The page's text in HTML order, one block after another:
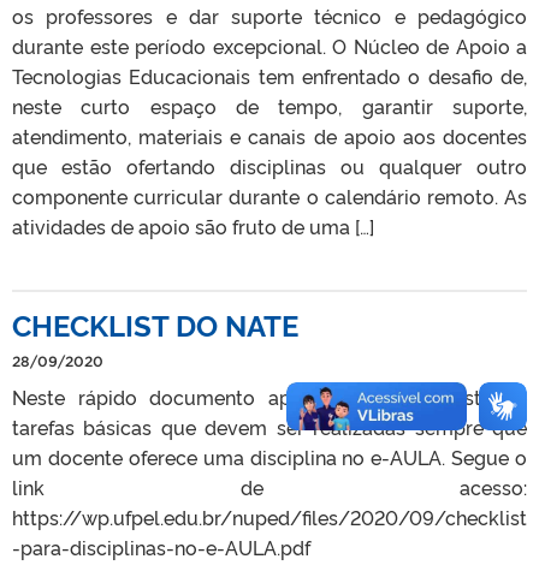
os professores e dar suporte técnico e pedagógico
durante este período excepcional. O Núcleo de Apoio a
Tecnologias Educacionais tem enfrentado o desafio de,
neste curto espaço de tempo, garantir suporte,
atendimento, materiais e canais de apoio aos docentes
que estão ofertando disciplinas ou qualquer outro
componente curricular durante o calendário remoto. As
atividades de apoio são fruto de uma […]
CHECKLIST DO NATE
28/09/2020
Neste rápido documento apresenta-se uma lista de
tarefas básicas que devem ser realizadas sempre que
um docente oferece uma disciplina no e-AULA. Segue o
link de acesso:
https://wp.ufpel.edu.br/nuped/files/2020/09/checklist
-para-disciplinas-no-e-AULA.pdf